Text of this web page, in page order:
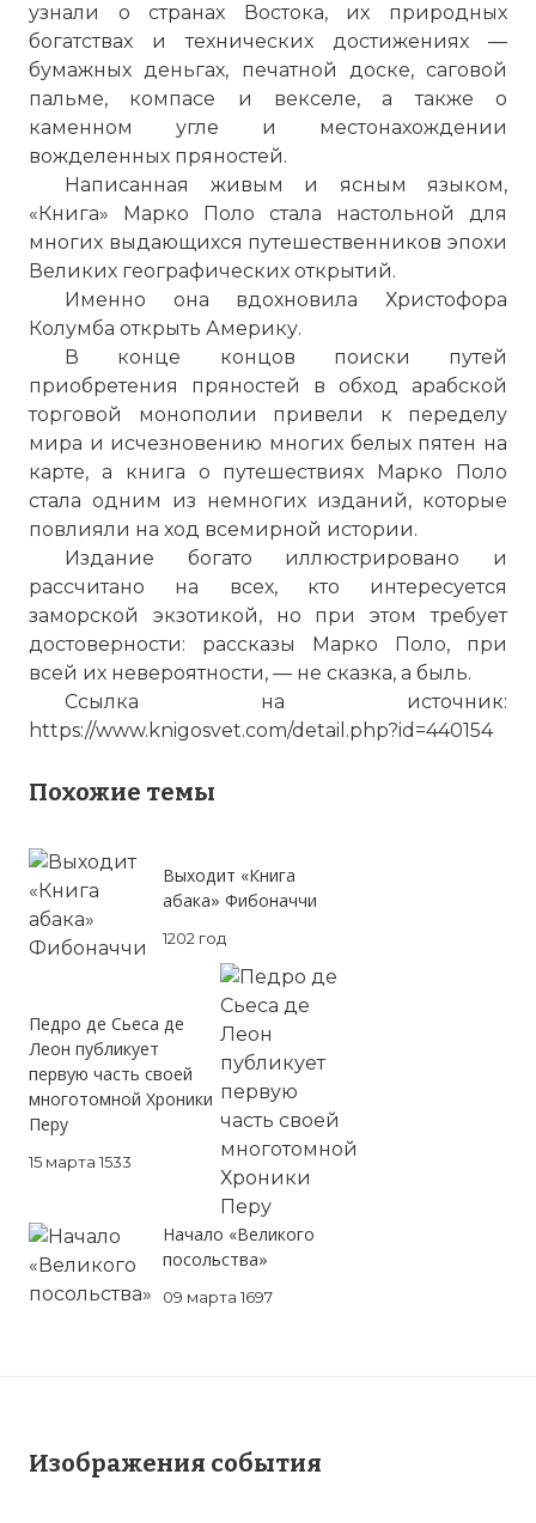
узнали о странах Востока, их природных
богатствах и технических достижениях —
бумажных деньгах, печатной доске, саговой
пальме, компасе и векселе, а также о
каменном угле и местонахождении
вожделенных пряностей.
Написанная живым и ясным языком,
«Книга» Марко Поло стала настольной для
многих выдающихся путешественников эпохи
Великих географических открытий.
Именно она вдохновила Христофора
Колумба открыть Америку.
В конце концов поиски путей
приобретения пряностей в обход арабской
торговой монополии привели к переделу
мира и исчезновению многих белых пятен на
карте, а книга о путешествиях Марко Поло
стала одним из немногих изданий, которые
повлияли на ход всемирной истории.
Издание богато иллюстрировано и
рассчитано на всех, кто интересуется
заморской экзотикой, но при этом требует
достоверности: рассказы Марко Поло, при
всей их невероятности, — не сказка, а быль.
Ссылка на источник:
https://www.knigosvet.com/detail.php?id=440154
Похожие темы
Выходит «Книга
абака» Фибоначчи
1202 год
Педро де Сьеса де
Леон публикует
первую часть своей
многотомной Хроники
Перу
15 марта 1533
Начало «Великого
посольства»
09 марта 1697
Изображения события